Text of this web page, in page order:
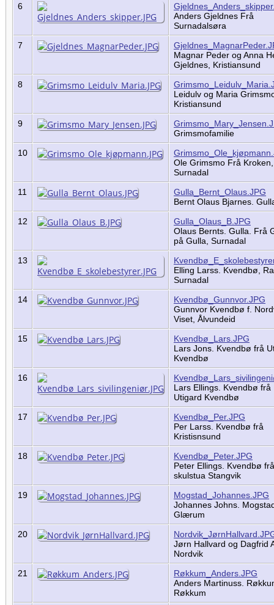
6
Anders Gjeldnes Frå
Surnadalsøra
7
Magnar Peder og Anna
Gjeldnes, Kristiansund
8
Leidulv og Maria
Kristiansund
9
Grimsmofamilie
10
Ole Grimsmo Frå Kroken,
Surnadal
11
Gulla_Bernt_Olaus.JPG
Bernt Olaus Bjarnes.
12
Gulla_Olaus_B.JPG
Olaus Bernts. Gulla. Frå
på Gulla, Surnadal
13
Elling Larss. Kvendbø,
Surnadal
14
Kvendbø_Gunnvor.JPG
Gunnvor Kvendbø f.
Viset, Ålvundeid
15
Kvendbø_Lars.JPG
Lars Jons. Kvendbø frå
Kvendbø
16
Lars Ellings. Kvendbø frå
Utigard Kvendbø
17
Kvendbø_Per.JPG
Per Larss. Kvendbø frå
Kristisnsund
18
Kvendbø_Peter.JPG
Peter Ellings. Kvendbø frå
skulstua Stangvik
19
Mogstad_Johannes.JPG
Johannes Johns.
Glærum
20
Jørn Hallvard og Dagfrid
Nordvik
21
Røkkum_Anders.JPG
Anders Martinuss.
Røkkum